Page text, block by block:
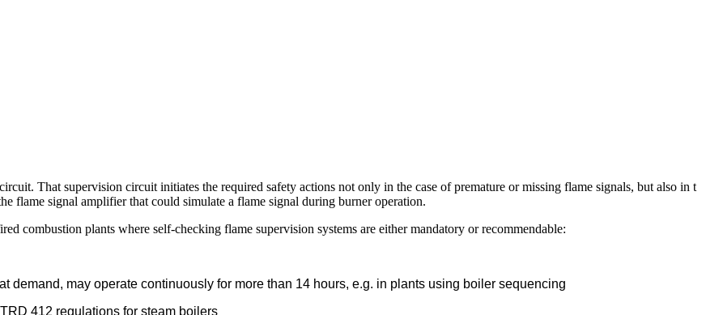
That supervision circuit initiates the required safety actions not only in the case of premature or missing flame signals, but also in t
flame signal amplifier that could simulate a flame signal during burner operation.
combustion plants where self-checking flame supervision systems are either mandatory or recommendable:
demand, may operate continuously for more than 14 hours, e.g. in plants using boiler sequencing
412 regulations for steam boilers